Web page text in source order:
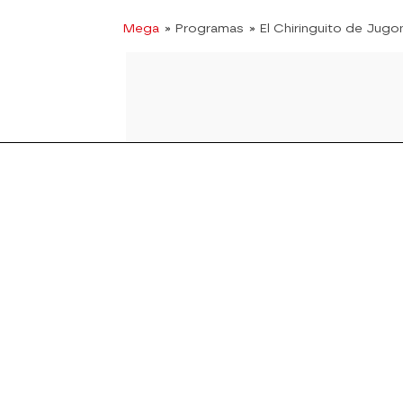
Mega » Programas » El Chiringuito de